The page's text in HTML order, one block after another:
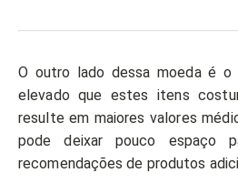
O outro lado dessa moeda é
elevado que estes itens
resulte em maiores valores
pode deixar pouco espaço
recomendações de produtos